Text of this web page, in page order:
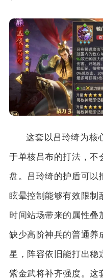
这套以吕玲绮为核
于单核吕布的打法，不
盘。吕玲绮的护盾可以
眩晕控制能够有效限制
时间站场带来的属性叠
缺少高阶神兵的普通养
星，阵容依旧能打出稳
紫金武将补齐强度。这